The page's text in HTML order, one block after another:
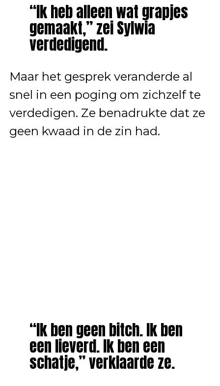
“Ik heb alleen wat grapjes
gemaakt,” zei Sylwia
verdedigend.
Maar het gesprek veranderde al
snel in een poging om zichzelf te
verdedigen. Ze benadrukte dat ze
geen kwaad in de zin had.
“Ik ben geen bitch. Ik ben
een lieverd. Ik ben een
schatje,” verklaarde ze.